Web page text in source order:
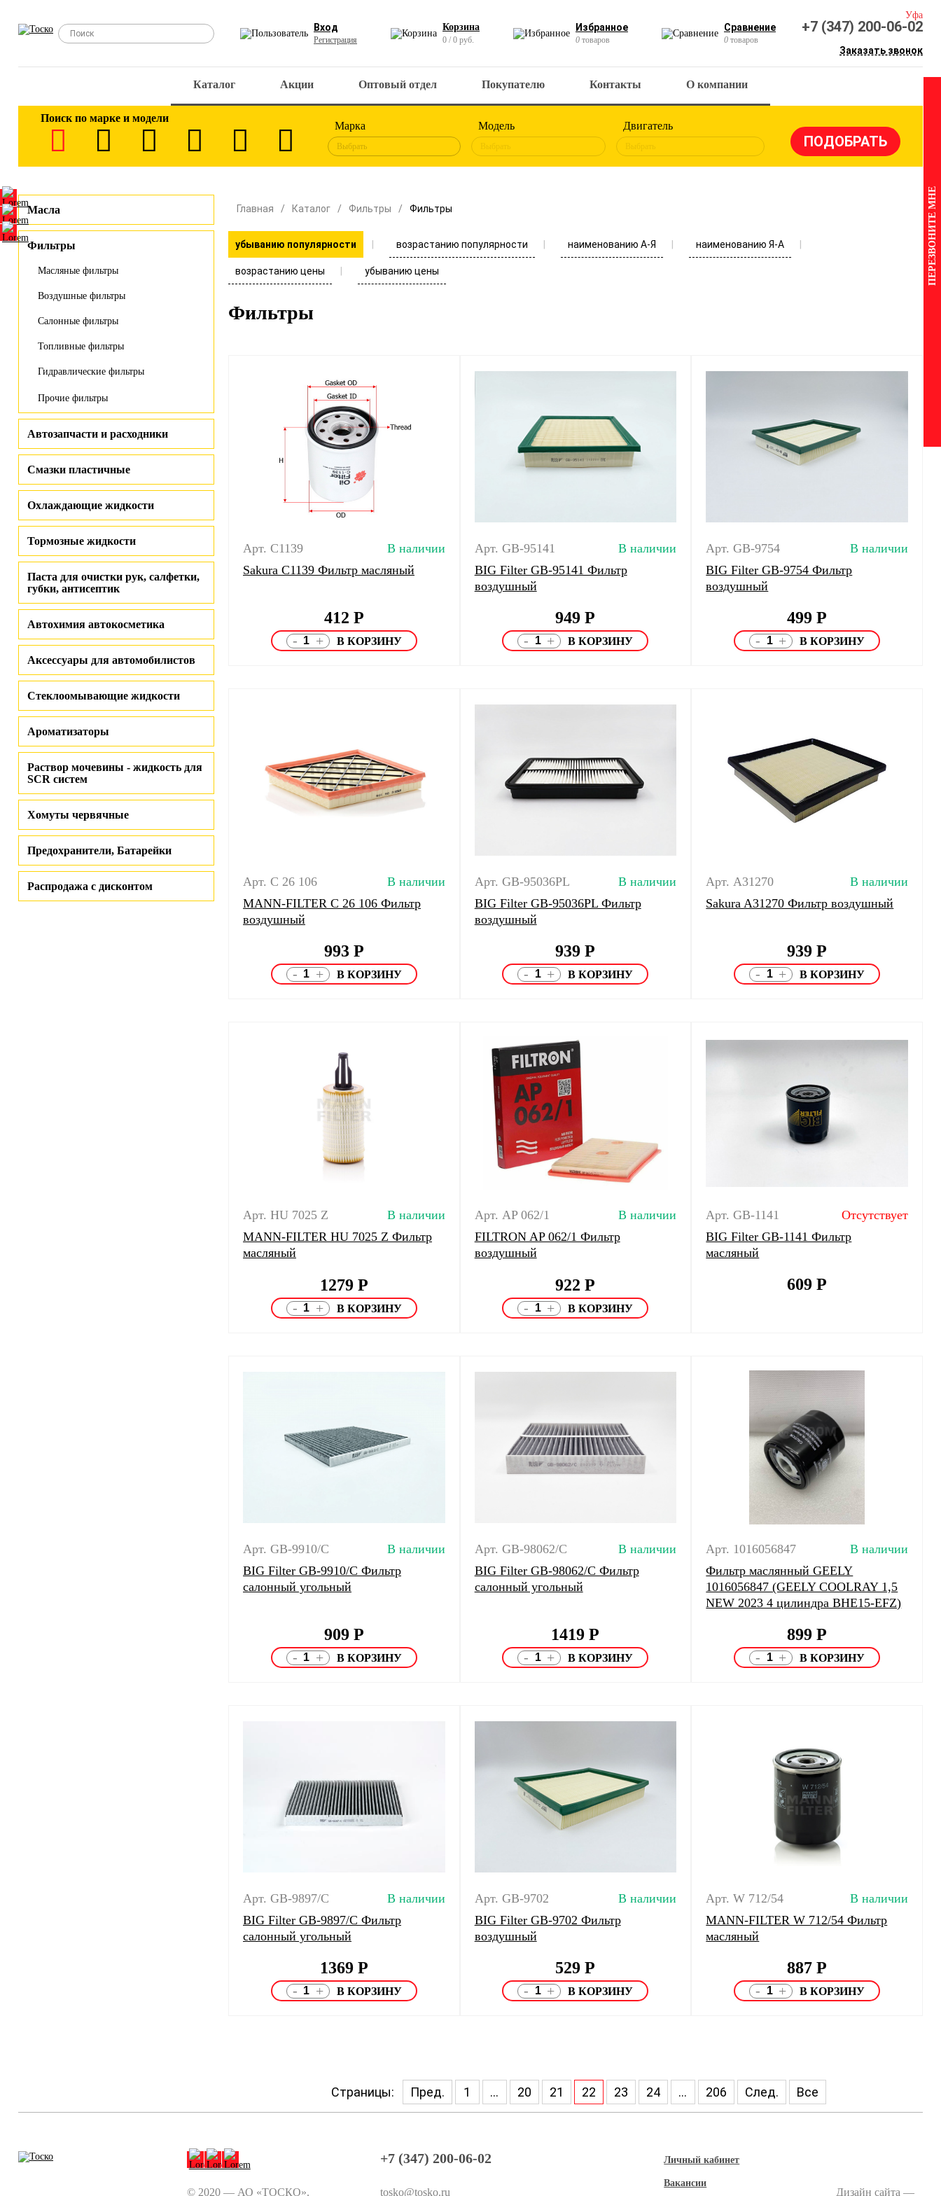
Вход
Регистрация
Корзина
0 / 0 руб.
Избранное
0 товаров
Сравнение
0 товаров
Уфа
+7 (347) 200-06-02
Заказать звонок
Каталог Акции Оптовый отдел Покупателю Контакты О компании
Поиск по марке и модели
Марка
Выбрать
Модель
Выбрать
Двигатель
Выбрать
Масла
Фильтры
Масляные фильтры
Воздушные фильтры
Салонные фильтры
Топливные фильтры
Гидравлические фильтры
Прочие фильтры
Автозапчасти и расходники
Смазки пластичные
Охлаждающие жидкости
Тормозные жидкости
Паста для очистки рук, салфетки,
губки, антисептик
Автохимия автокосметика
Аксессуары для автомобилистов
Стеклоомывающие жидкости
Ароматизаторы
Раствор мочевины - жидкость для
SCR систем
Хомуты червячные
Предохранители, Батарейки
Распродажа с дисконтом
Главная Каталог Фильтры Фильтры
убыванию популярности возрастанию популярности наименованию А-Я наименованию Я-А
возрастанию цены убыванию цены
Фильтры
Арт. C1139
В наличии
Sakura C1139 Фильтр масляный
412 Р
- +
Арт. GB-95141
В наличии
BIG Filter GB-95141 Фильтр
воздушный
949Р
- +
Арт. GB-9754
В наличии
BIG Filter GB-9754 Фильтр
воздушный
499Р
- +
Арт. C 26 106
В наличии
MANN-FILTER C 26 106 Фильтр
воздушный
993 Р
- +
Арт. GB-95036PL
В наличии
BIG Filter GB-95036PL Фильтр
воздушный
939Р
- +
Арт. A31270
В наличии
Sakura A31270 Фильтр воздушный
939Р
- +
Арт. HU 7025 Z
В наличии
MANN-FILTER HU 7025 Z Фильтр
масляный
1279 Р
- +
Арт. AP 062/1
В наличии
FILTRON AP 062/1 Фильтр
воздушный
922Р
- +
Арт. GB-1141
Отсутствует
BIG Filter GB-1141 Фильтр
масляный
609Р
Арт. GB-9910/C
В наличии
BIG Filter GB-9910/C Фильтр
салонный угольный
909 Р
- +
Арт. GB-98062/C
В наличии
BIG Filter GB-98062/C Фильтр
салонный угольный
1419Р
- +
Арт. 1016056847
В наличии
Фильтр маслянный GEELY
1016056847 (GEELY COOLRAY 1,5
NEW 2023 4 цилиндра BHE15-EFZ)
899Р
- +
Арт. GB-9897/C
В наличии
BIG Filter GB-9897/C Фильтр
салонный угольный
1369 Р
- +
Арт. GB-9702
В наличии
BIG Filter GB-9702 Фильтр
воздушный
529Р
- +
Арт. W 712/54
В наличии
MANN-FILTER W 712/54 Фильтр
масляный
887Р
- +
Страницы: Пред. 1 ... 20 21 22 23 24 ... 206 След. Все
© 2020 — АО «ТОСКО».
+7 (347) 200-06-02
tosko@tosko.ru
Личный кабинет
Вакансии
Дизайн сайта —
ПЕРЕЗВОНИТЕ МНЕ